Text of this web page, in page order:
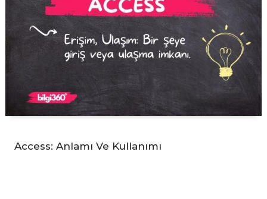
Access: Anlamı Ve Kullanımı